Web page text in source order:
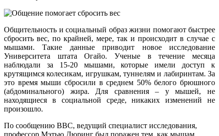
Общительность и социальный образ жизни помогают быстрее
сбросить вес, по крайней, мере, так и происходит в случае с
мышами. Такие данные приводит новое исследование
Университета штата Огайо. Ученые в течение месяца
наблюдали за 15-20 мышами, которые имели доступ к
крутящимся колесикам, игрушкам, туннелям и лабиринтам. За
это время мыши сбросили в среднем 50% белого брюшного
(абдоминального) жира. Для сравнения – у мышей, не
находящиеся в социальной среде, никаких изменений не
произошло.
По сообщению ВВС, ведущий специалист исследования,
профессор Мэтью Дюринг был поражен тем, как мышам